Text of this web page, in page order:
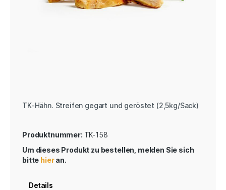
TK-Hähn. Streifen gegart und geröstet (2,5kg/Sack)
Produktnummer: TK-158
Um dieses Produkt zu bestellen, melden Sie sich
bitte hieran.
Details